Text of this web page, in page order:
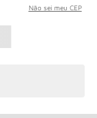
Não sei meu CEP